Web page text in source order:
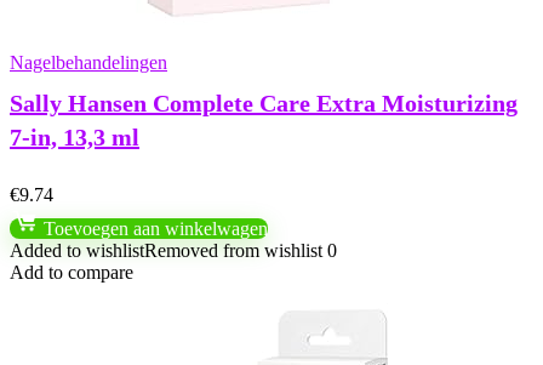
Nagelbehandelingen
Sally Hansen Complete Care Extra Moisturizing
7-in, 13,3 ml
€9.74
Toevoegen aan winkelwagen
Added to wishlistRemoved from wishlist 0
Add to compare